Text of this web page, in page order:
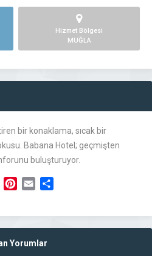
Hizmet Bölgesi
MUĞLA
bir konaklama, sıcak bir
Babana Hotel; geçmişten
buluşturuyor.
TumblrPinterest
Email
Yorumlar